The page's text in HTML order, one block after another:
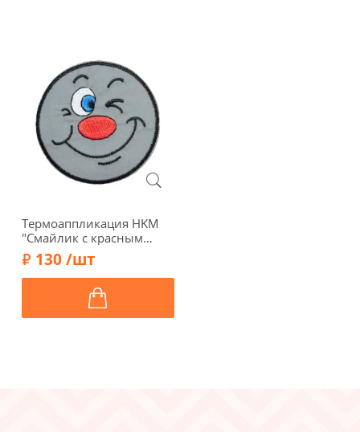
Термоаппликация HKM
"Смайлик с красным
носом
(светоотражающий)", d
7,5 см, цвет серый, 47R9
130 /шт